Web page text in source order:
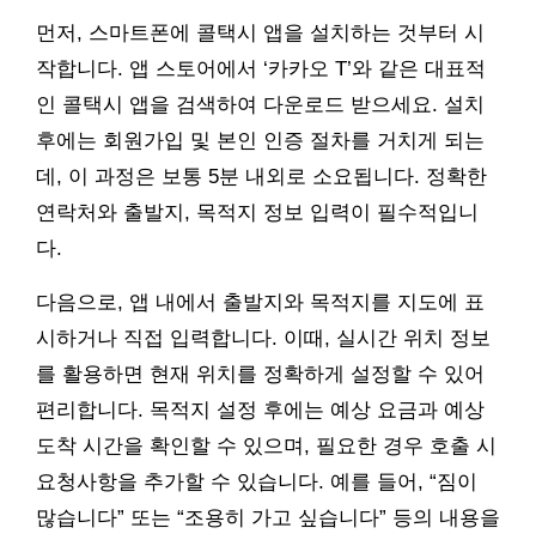
먼저, 스마트폰에 콜택시 앱을 설치하는 것부터 시
작합니다. 앱 스토어에서 ‘카카오 T’와 같은 대표적
인 콜택시 앱을 검색하여 다운로드 받으세요. 설치
후에는 회원가입 및 본인 인증 절차를 거치게 되는
데, 이 과정은 보통 5분 내외로 소요됩니다. 정확한
연락처와 출발지, 목적지 정보 입력이 필수적입니
다.
다음으로, 앱 내에서 출발지와 목적지를 지도에 표
시하거나 직접 입력합니다. 이때, 실시간 위치 정보
를 활용하면 현재 위치를 정확하게 설정할 수 있어
편리합니다. 목적지 설정 후에는 예상 요금과 예상
도착 시간을 확인할 수 있으며, 필요한 경우 호출 시
요청사항을 추가할 수 있습니다. 예를 들어, “짐이
많습니다” 또는 “조용히 가고 싶습니다” 등의 내용을